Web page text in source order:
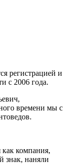
регистрацией и
с 2006 года.
времени мы с
как компания,
знак, наняли